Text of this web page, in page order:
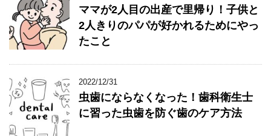
ママが2人目の出産で里帰り！子供と
2人きりのパパが好かれるためにやっ
たこと
2022/12/31
虫歯にならなくなった！歯科衛生士
に習った虫歯を防ぐ歯のケア方法